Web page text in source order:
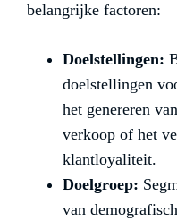
belangrijke factoren:
Doelstellingen:
doelstellingen
het genereren
verkoop of het
klantloyaliteit.
Doelgroep:
van